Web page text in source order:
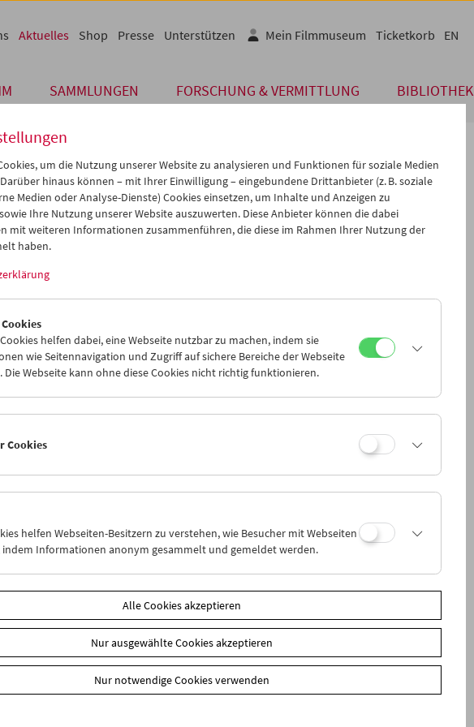
SAMMLUNGEN FORSCHUNG & VERMITTLUNG BIBLIOTHEK
Aktuelles Shop Presse Unterstützen Mein Filmmuseum Ticketkorb EN
2022
Marie Straub, 1933 – 2022
Straub, geboren 1933 in Metz, und Danièle Huillet (1936–2006) haben ihr Schaffen
lang als eine Grenzüberschreitung verstanden – in steter Bewegung zwischen
großzügig und kompromisslos zugleich.
Retrospektive der Viennale und des Filmmuseums präsentierte im Jahr 2004
in Österreich das Gesamtwerk der radikalen europäischen Filmemacher. Auch in
– 2007 erschien die DVDKlassenverhältnissein der Edition Filmmuseum, 2016
Fendt herausgegebene BuchJean-Marie Straub & Danièle Huillet– zollten wir dem
2004:
BuchJean-Marie Straub & Danièle Huillet|DVDKlassenverhältnisse
um die Nutzung unserer Website zu analysieren und Funktionen für soziale Medien
hinaus können – mit Ihrer Einwilligung – eingebundene Drittanbieter (z. B. soziale
Medien oder Analyse-Dienste) Cookies einsetzen, um Inhalte und Anzeigen zu
Ihre Nutzung unserer Website auszuwerten. Diese Anbieter können die dabei
mit weiteren Informationen zusammenführen, die diese im Rahmen Ihrer Nutzung der
haben.
helfen dabei, eine Webseite nutzbar zu machen, indem sie
wie Seitennavigation und Zugriff auf sichere Bereiche der Webseite
Die Webseite kann ohne diese Cookies nicht richtig funktionieren.
Cookies
helfen Webseiten-Besitzern zu verstehen, wie Besucher mit Webseiten
indem Informationen anonym gesammelt und gemeldet werden.
Alle Cookies akzeptieren
Nur ausgewählte Cookies akzeptieren
Nur notwendige Cookies verwenden